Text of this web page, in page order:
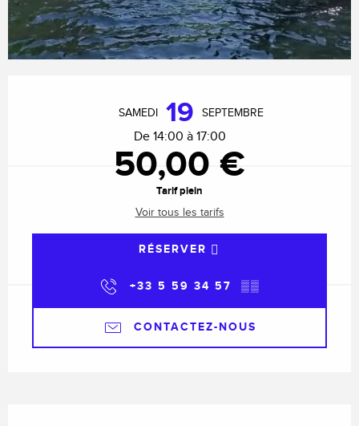
SAMEDI 19 SEPTEMBRE
De 14:00 à 17:00
50,00 €
Tarif plein
Voir tous les tarifs
RÉSERVER
+33 5 59 34 57 ▒▒
CONTACTEZ-NOUS